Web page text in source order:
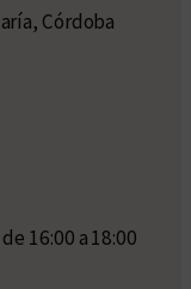
Córdoba
16:00 a 18:00